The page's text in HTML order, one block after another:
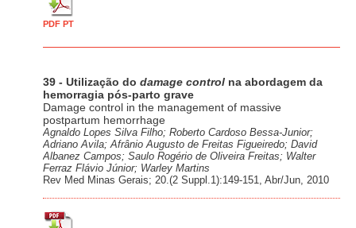
PDF PT
39 - Utilização do damage control na abordagem da
hemorragia pós-parto grave
Damage control in the management of massive
postpartum hemorrhage
Agnaldo Lopes Silva Filho; Roberto Cardoso Bessa-Junior;
Adriano Avila; Afrânio Augusto de Freitas Figueiredo; David
Albanez Campos; Saulo Rogério de Oliveira Freitas; Walter
Ferraz Flávio Júnior; Warley Martins
Rev Med Minas Gerais; 20.(2 Suppl.1):149-151, Abr/Jun, 2010